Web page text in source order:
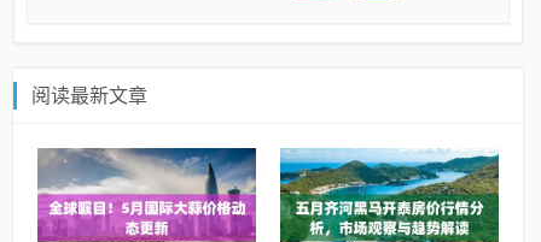
阅读最新文章